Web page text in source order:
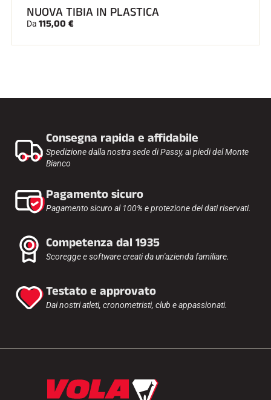
NUOVA TIBIA IN PLASTICA
Da 115,00 €
Consegna rapida e affidabile
Spedizione dalla nostra sede di Passy, ai piedi del Monte
Bianco
Pagamento sicuro
Pagamento sicuro al 100% e protezione dei dati riservati.
Competenza dal 1935
Scoregge e software creati da un'azienda familiare.
Testato e approvato
Dai nostri atleti, cronometristi, club e appassionati.